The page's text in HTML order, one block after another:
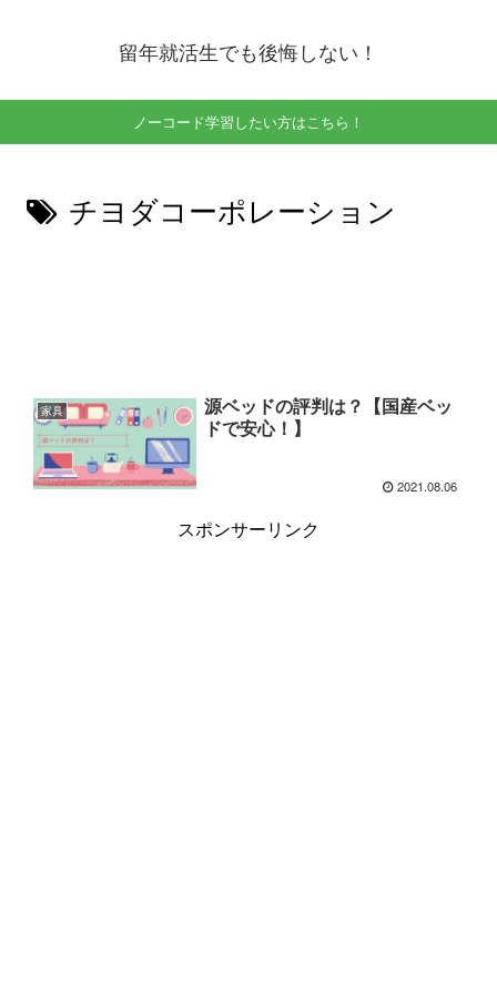
留年就活生でも後悔しない！
ノーコード学習したい方はこちら！
チヨダコーポレーション
家具
源ベッドの評判は？【国産ベッ
ドで安心！】
2021.08.06
スポンサーリンク